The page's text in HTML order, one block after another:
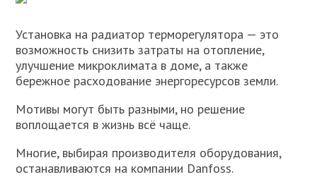
Установка на радиатор терморегулятора — это
возможность снизить затраты на отопление,
улучшение микроклимата в доме, а также
бережное расходование энергоресурсов земли.
Мотивы могут быть разными, но решение
воплощается в жизнь всё чаще.
Многие, выбирая производителя оборудования,
останавливаются на компании Danfoss.